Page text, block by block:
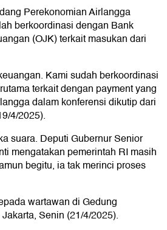
Perekonomian Airlangga
berkoordinasi dengan Bank
(OJK) terkait masukan dari
Kami sudah berkoordinasi
terkait dengan payment yang
dalam konferensi dikutip dari
4/2025).
suara. Deputi Gubernur Senior
mengatakan pemerintah RI masih
begitu, ia tak merinci proses
wartawan di Gedung
Senin (21/4/2025).